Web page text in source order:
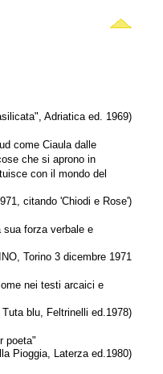
Adriatica ed. 1969)
come Ciaula dalle
che si aprono in
con il mondo del
citando 'Chiodi e Rose')
forza verbale e
Torino 3 dicembre 1971
nei testi arcaici e
blu, Feltrinelli ed.1978)
poeta"
Pioggia, Laterza ed.1980)